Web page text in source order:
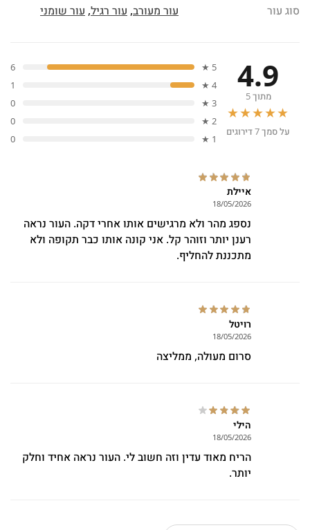
סוג עור עור מעורב, עור רגיל, עור שומני
4.9
מתוך 5
★★★★★
על סמך 7 דירוגים
5 ★
6
4 ★
1
3 ★
0
2 ★
0
1 ★
0
איילת
18/05/2026
נספג מהר ולא מרגישים אותו אחרי דקה. העור נראה
רענן יותר וזוהר קל. אני קונה אותו כבר תקופה ולא
מתכננת להחליף.
רויטל
18/05/2026
סרום מעולה, ממליצה
הילי
18/05/2026
הריח מאוד עדין וזה חשוב לי. העור נראה אחיד וחלק
יותר.